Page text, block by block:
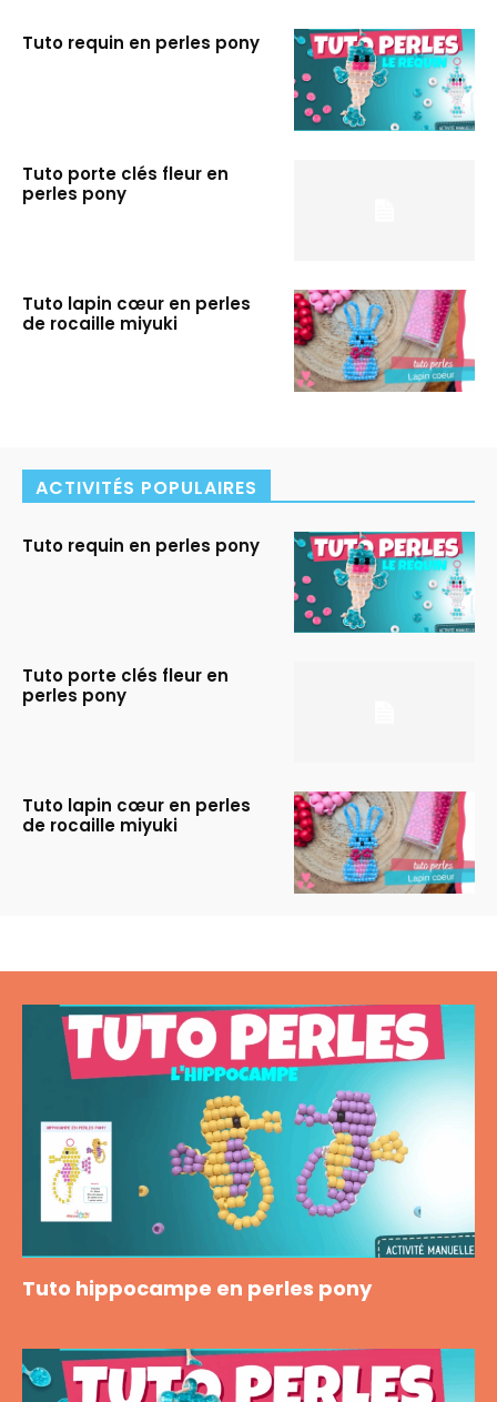
Tuto requin en perles pony
Tuto porte clés fleur en
perles pony
Tuto lapin cœur en perles
de rocaille miyuki
ACTIVITÉS POPULAIRES
Tuto requin en perles pony
Tuto porte clés fleur en
perles pony
Tuto lapin cœur en perles
de rocaille miyuki
Tuto hippocampe en perles pony